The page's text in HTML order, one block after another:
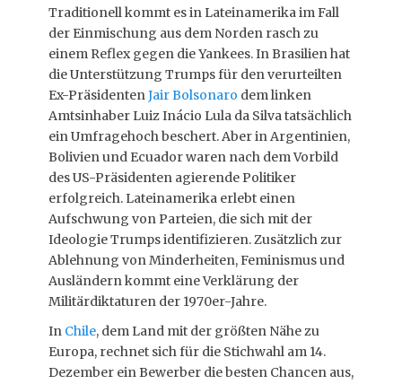
Traditionell kommt es in Lateinamerika im Fall
der Einmischung aus dem Norden rasch zu
einem Reflex gegen die Yankees. In Brasilien hat
die Unterstützung Trumps für den verurteilten
Ex-PräsidentenJair Bolsonaro dem linken
Amtsinhaber Luiz Inácio Lula da Silva tatsächlich
ein Umfragehoch beschert. Aber in Argentinien,
Bolivien und Ecuador waren nach dem Vorbild
des US-Präsidenten agierende Politiker
erfolgreich. Lateinamerika erlebt einen
Aufschwung von Parteien, die sich mit der
Ideologie Trumps identifizieren. Zusätzlich zur
Ablehnung von Minderheiten, Feminismus und
Ausländern kommt eine Verklärung der
Militärdiktaturen der 1970er-Jahre.
In Chile, dem Land mit der größten Nähe zu
Europa, rechnet sich für die Stichwahl am 14.
Dezember ein Bewerber die besten Chancen aus,